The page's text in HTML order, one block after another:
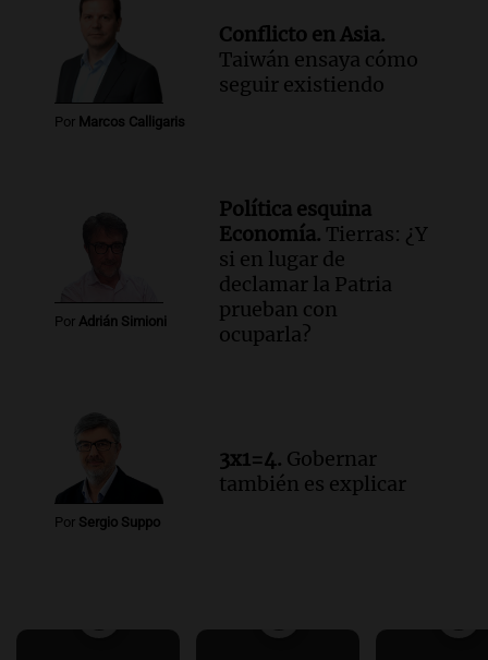
Por Marcos Calligaris
Conflicto en Asia.
Taiwán ensaya cómo
seguir existiendo
Por Adrián Simioni
Política esquina
Economía. Tierras: ¿Y
si en lugar de
declamar la Patria
prueban con
ocuparla?
Por Sergio Suppo
3x1=4. Gobernar
también es explicar